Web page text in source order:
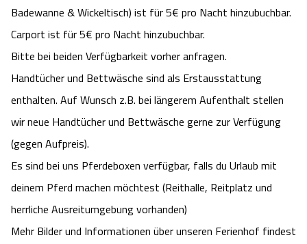
Badewanne & Wickeltisch) ist für 5€ pro Nacht hinzubuchbar.
Carport ist für 5€ pro Nacht hinzubuchbar.
Bitte bei beiden Verfügbarkeit vorher anfragen.
Handtücher und Bettwäsche sind als Erstausstattung
enthalten. Auf Wunsch z.B. bei längerem Aufenthalt stellen
wir neue Handtücher und Bettwäsche gerne zur Verfügung
(gegen Aufpreis).
Es sind bei uns Pferdeboxen verfügbar, falls du Urlaub mit
deinem Pferd machen möchtest (Reithalle, Reitplatz und
herrliche Ausreitumgebung vorhanden)
Mehr Bilder und Informationen über unseren Ferienhof findest